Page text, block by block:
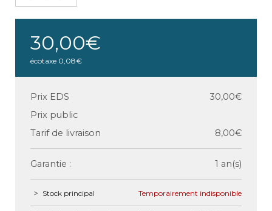
30,00€
écotaxe 0,08€
Prix EDS
30,00€
Prix public
Tarif de livraison
8,00€
Garantie : 1 an(s)
Stock principal Temporairement indisponible